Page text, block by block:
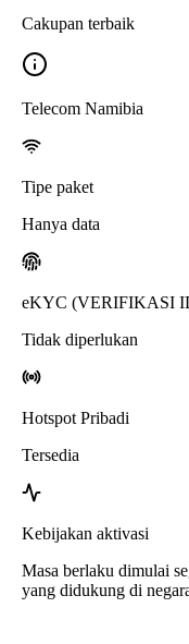
Cakupan terbaik
Telecom Namibia
Tipe paket
Hanya data
eKYC (VERIFIKASI
Tidak diperlukan
Hotspot Pribadi
Tersedia
Kebijakan aktivasi
Masa berlaku dimulai
yang didukung di